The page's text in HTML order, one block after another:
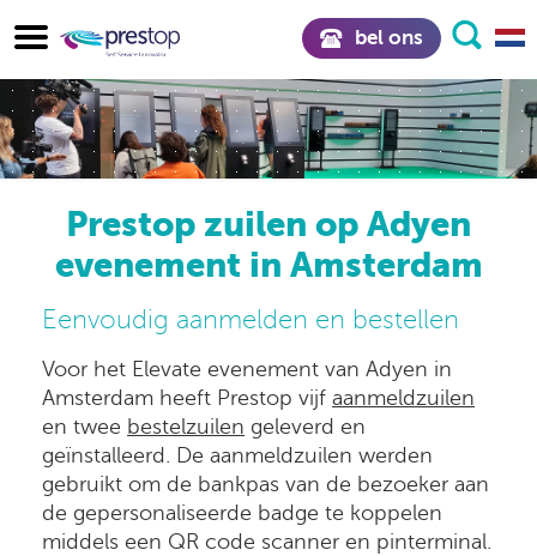
bel ons
Prestop zuilen op Adyen
evenement in Amsterdam
Eenvoudig aanmelden en bestellen
Voor het Elevate evenement van Adyen in
Amsterdam heeft Prestop vijf aanmeldzuilen
en twee bestelzuilen geleverd en
geïnstalleerd. De aanmeldzuilen werden
gebruikt om de bankpas van de bezoeker aan
de gepersonaliseerde badge te koppelen
middels een QR code scanner en pinterminal.